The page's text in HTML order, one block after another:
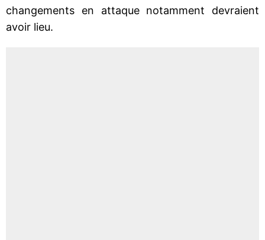
changements en attaque notamment devraient
avoir lieu.